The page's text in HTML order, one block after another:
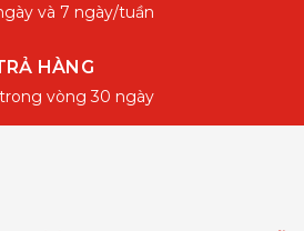
và 7 ngày/tuần
HÀNG
vòng 30 ngày